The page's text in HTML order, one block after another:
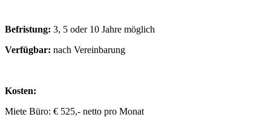
Befristung: 3, 5 oder 10 Jahre möglich
Verfügbar: nach Vereinbarung
Kosten:
Miete Büro: € 525,- netto pro Monat